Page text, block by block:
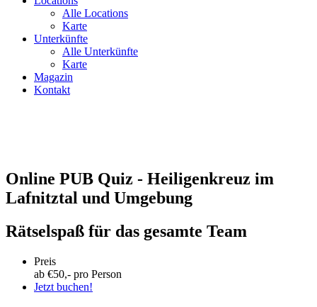
Alle Locations
Karte
Unterkünfte
Alle Unterkünfte
Karte
Magazin
Kontakt
Online PUB Quiz - Heiligenkreuz im
Lafnitztal und Umgebung
Rätselspaß für das gesamte Team
Preis
ab €50,- pro Person
Jetzt buchen!